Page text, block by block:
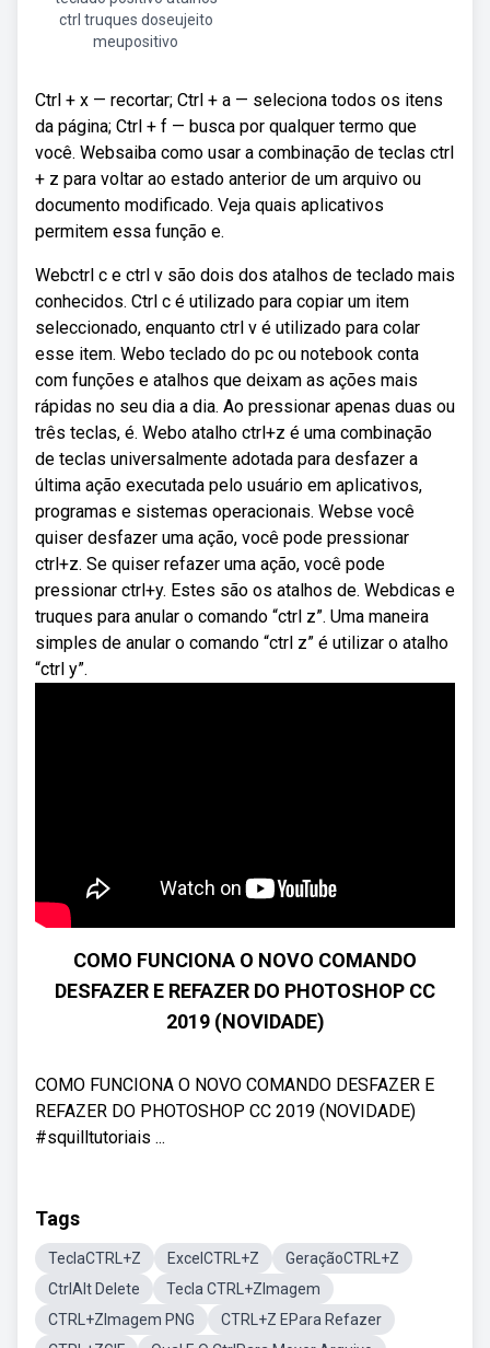
ctrl truques doseujeito
meupositivo
Ctrl + x — recortar; Ctrl + a — seleciona todos os itens
da página; Ctrl + f — busca por qualquer termo que
você. Websaiba como usar a combinação de teclas ctrl
+ z para voltar ao estado anterior de um arquivo ou
documento modificado. Veja quais aplicativos
permitem essa função e.
Webctrl c e ctrl v são dois dos atalhos de teclado mais
conhecidos. Ctrl c é utilizado para copiar um item
seleccionado, enquanto ctrl v é utilizado para colar
esse item. Webo teclado do pc ou notebook conta
com funções e atalhos que deixam as ações mais
rápidas no seu dia a dia. Ao pressionar apenas duas ou
três teclas, é. Webo atalho ctrl+z é uma combinação
de teclas universalmente adotada para desfazer a
última ação executada pelo usuário em aplicativos,
programas e sistemas operacionais. Webse você
quiser desfazer uma ação, você pode pressionar
ctrl+z. Se quiser refazer uma ação, você pode
pressionar ctrl+y. Estes são os atalhos de. Webdicas e
truques para anular o comando “ctrl z”. Uma maneira
simples de anular o comando “ctrl z” é utilizar o atalho
“ctrl y”.
COMO FUNCIONA O NOVO COMANDO
DESFAZER E REFAZER DO PHOTOSHOP CC
2019 (NOVIDADE)
COMO FUNCIONA O NOVO COMANDO DESFAZER E
REFAZER DO PHOTOSHOP CC 2019 (NOVIDADE)
#squilltutoriais ...
Tags
TeclaCTRL+Z ExcelCTRL+Z
GeraçãoCTRL+Z
CtrlAlt Delete
Tecla CTRL+ZImagem
CTRL+ZImagem PNG
CTRL+Z EPara Refazer